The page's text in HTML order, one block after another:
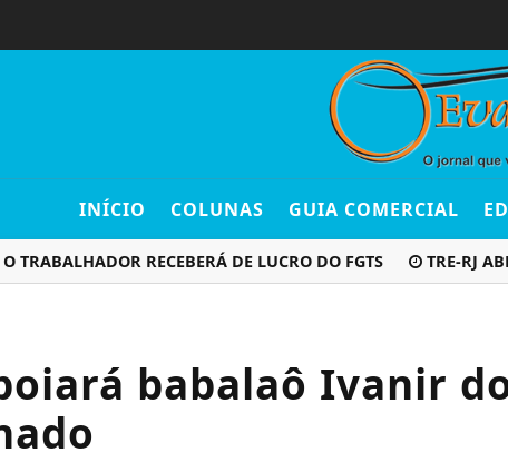
INÍCIO COLUNAS GUIA COMERCIAL
RECEBERÁ DE LUCRO DO FGTS TRE-RJ ABRE
babalaô Ivanir